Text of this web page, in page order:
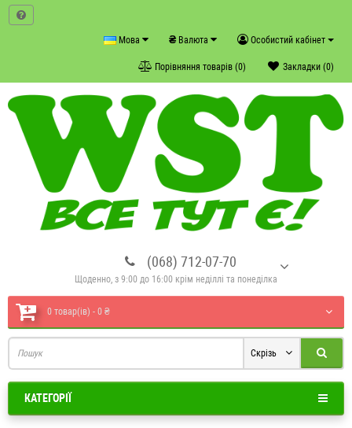
Особистий кабінет
₴ Валюта
Мова
Закладки (0)
Порівняння товарів (0)
(068) 712-07-70
Щоденно, з 9:00 до 16:00 крім неділлі та понеділка
0 товар(ів) - 0 ₴
Скрізь
КАТЕГОРІЇ